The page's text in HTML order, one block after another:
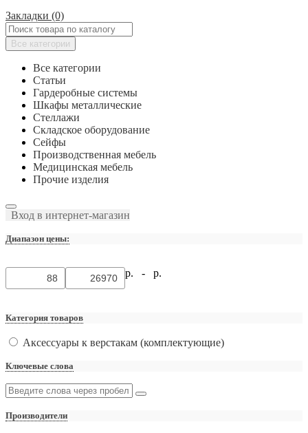
Закладки (0)
Все категории
Все категории
Статьи
Гардеробные системы
Шкафы металлические
Стеллажи
Складское оборудование
Сейфы
Производственная мебель
Медицинская мебель
Прочие изделия
Вход в интернет-магазин
Диапазон цены:
р. - р.
Категория товаров
Аксессуары к верстакам (комплектующие)
Ключевые слова
Производители